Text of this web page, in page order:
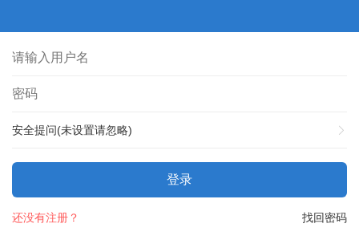
安全提问(未设置请忽略)
登录
找回密码
还没有注册？